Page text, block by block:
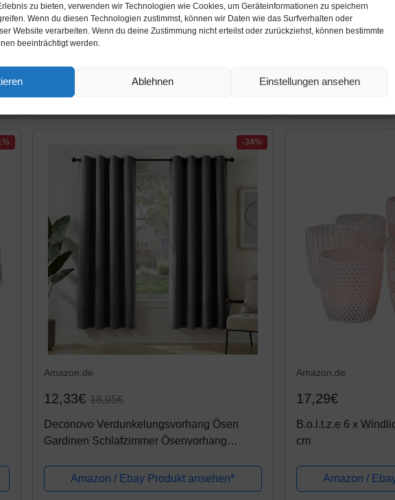
zu bieten, verwenden wir Technologien wie Cookies, um Geräteinformationen zu speichern
Wenn du diesen Technologien zustimmst, können wir Daten wie das Surfverhalten oder
Website verarbeiten. Wenn du deine Zustimmung nicht erteilst oder zurückziehst, können bestimmte
beeinträchtigt werden.
Ablehnen Einstellungen ansehen
21,99€
Bilder Strand Sonnenuntergang Wandbild
Format Wandbilder Wohnzimmer Wohnung
Deko Kunstdrucke Rosa Grau 1 Teilig -
Amazon / Ebay Produkt ansehen*
39,99€
Runa Art Wandbild
Pusteblume 200 x
Amazon /
-34%
Amazon.de
12,33€18,95€
Deconovo Verdunkelungsvorhang Ösen
Gardinen Schlafzimmer Ösenvorhang
Amazon / Ebay Produkt ansehen*
Amazon.de
17,29€
B.o.l.t.z.e 6 x
cm
Amazon /